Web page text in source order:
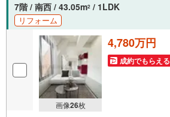
7階 / 南西 / 43.05m2 / 1LDK
リフォーム
画像26枚
4,780万円
成約でもらえる